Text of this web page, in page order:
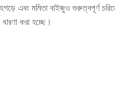
এবং মমিতা বাইজুও গুরুত্বপূর্ণ
করা হচ্ছে।